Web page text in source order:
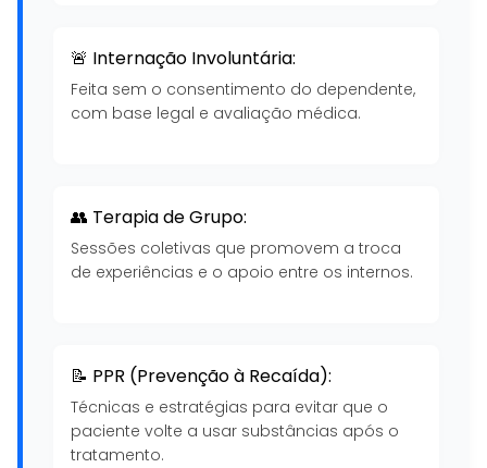
🚨 Internação Involuntária:
Feita sem o consentimento do dependente,
com base legal e avaliação médica.
👥 Terapia de Grupo:
Sessões coletivas que promovem a troca
de experiências e o apoio entre os internos.
📝 PPR (Prevenção à Recaída):
Técnicas e estratégias para evitar que o
paciente volte a usar substâncias após o
tratamento.